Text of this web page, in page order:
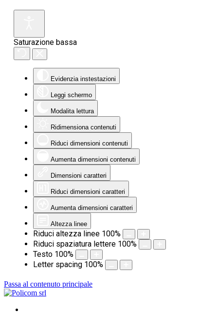
Saturazione bassa
Evidenzia instestazioni
Leggi schermo
Modalita lettura
Ridimensiona contenuti
Riduci dimensioni contenuti
Aumenta dimensioni contenuti
Dimensioni caratteri
Riduci dimensioni caratteri
Aumenta dimensioni caratteri
Altezza linee
Riduci altezza linee 100%
Riduci spaziatura lettere 100%
Testo 100%
Letter spacing 100%
Passa al contenuto principale